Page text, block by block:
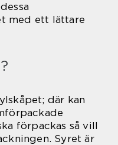
med ett lättare
där kan
förpackas så vill
Syret är